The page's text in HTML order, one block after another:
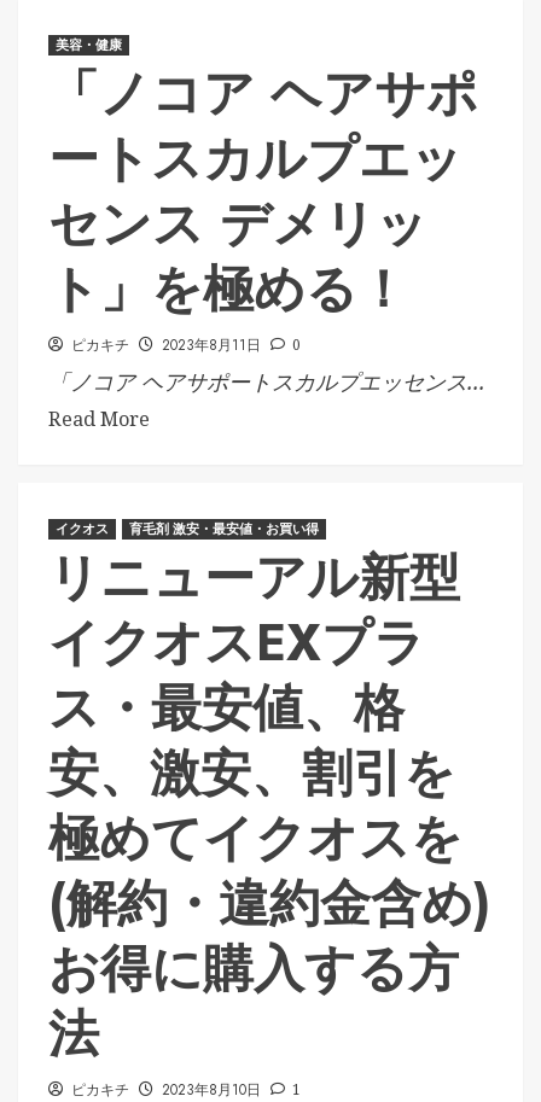
美容・健康
「ノコア ヘアサポ
ートスカルプエッ
センス デメリッ
ト」を極める！
ピカキチ 2023年8月11日 0
「ノコア ヘアサポートスカルプエッセンス...
Read More
イクオス 育毛剤 激安・最安値・お買い得
リニューアル新型
イクオスEXプラ
ス・最安値、格
安、激安、割引を
極めてイクオスを
(解約・違約金含め)
お得に購入する方
法
ピカキチ 2023年8月10日 1